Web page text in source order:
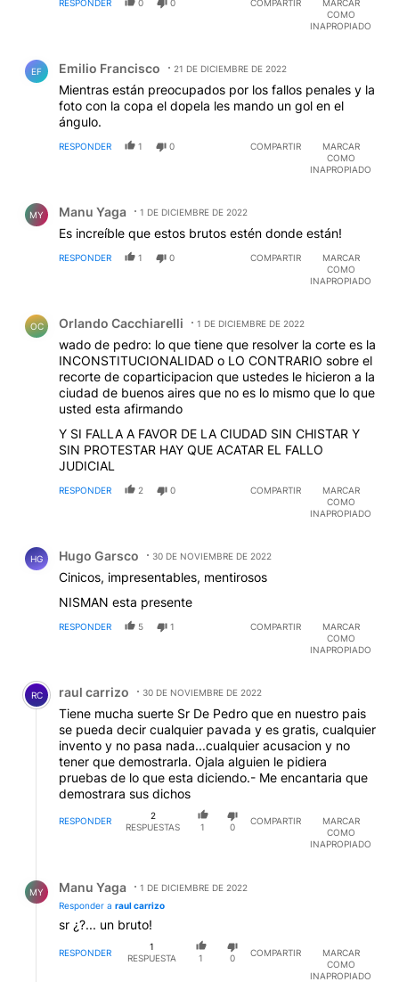
RESPONDER 0 0 COMPARTIR
MARCAR
COMO
INAPROPIADO
EF Emilio Francisco 21 DE DICIEMBRE DE 2022
Mientras están preocupados por los fallos penales y la
foto con la copa el dopela les mando un gol en el
ángulo.
RESPONDER 1 0 COMPARTIR
MARCAR
COMO
INAPROPIADO
MY Manu Yaga 1 DE DICIEMBRE DE 2022
Es increíble que estos brutos estén donde están!
RESPONDER 1 0 COMPARTIR
MARCAR
COMO
INAPROPIADO
OC Orlando Cacchiarelli 1 DE DICIEMBRE DE 2022
wado de pedro: lo que tiene que resolver la corte es la
INCONSTITUCIONALIDAD o LO CONTRARIO sobre el
recorte de coparticipacion que ustedes le hicieron a la
ciudad de buenos aires que no es lo mismo que lo que
usted esta afirmando
Y SI FALLA A FAVOR DE LA CIUDAD SIN CHISTAR Y
SIN PROTESTAR HAY QUE ACATAR EL FALLO
JUDICIAL
RESPONDER 2 0 COMPARTIR
MARCAR
COMO
INAPROPIADO
HG Hugo Garsco 30 DE NOVIEMBRE DE 2022
Cinicos, impresentables, mentirosos
NISMAN esta presente
RESPONDER 5 1 COMPARTIR
MARCAR
COMO
INAPROPIADO
Comentario de raul carrizo.
RC raul carrizo 30 DE NOVIEMBRE DE 2022
Tiene mucha suerte Sr De Pedro que en nuestro pais
se pueda decir cualquier pavada y es gratis, cualquier
invento y no pasa nada...cualquier acusacion y no
tener que demostrarla. Ojala alguien le pidiera
pruebas de lo que esta diciendo.- Me encantaria que
demostrara sus dichos
RESPONDER
2
RESPUESTAS
1 0
COMPARTIR
MARCAR
COMO
INAPROPIADO
MY Manu Yaga
1 DE DICIEMBRE DE 2022
Responder a raul carrizo
sr ¿?... un bruto!
RESPONDER
1
RESPUESTA
1 0
COMPARTIR
MARCAR
COMO
INAPROPIADO